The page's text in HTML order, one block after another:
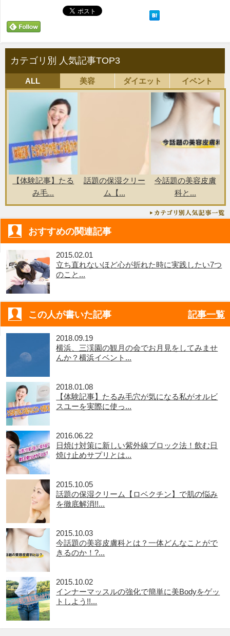
カテゴリ別 人気記事TOP3
ALL 美容 ダイエット イベント
【体験記事】たる
み毛...
話題の保湿クリー
ム【...
今話題の美容皮膚
科と...
おすすめの関連記事
2015.02.01
立ち直れないほど心が折れた時に実践したい7つ
のこと...
この人が書いた記事 記事一覧
2018.09.19
横浜、三渓園の観月の会でお月見をしてみませ
んか？横浜イベント...
2018.01.08
【体験記事】たるみ毛穴が気になる私がオルビ
スユーを実際に使っ...
2016.06.22
日焼け対策に新しい紫外線ブロック法！飲む日
焼け止めサプリとは...
2015.10.05
話題の保湿クリーム【ロベクチン】で肌の悩み
を徹底解消!!...
2015.10.03
今話題の美容皮膚科とは？一体どんなことがで
きるのか！?...
2015.10.02
インナーマッスルの強化で簡単に美Bodyをゲッ
トしよう!!...